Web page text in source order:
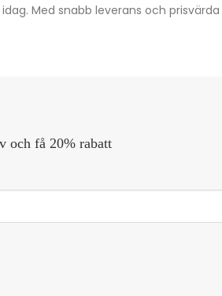
Med snabb leverans och
och få 20% rabatt